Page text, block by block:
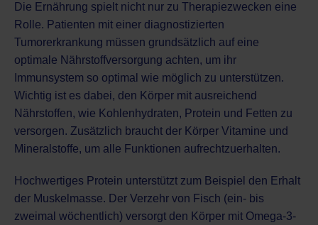
Die Ernährung spielt nicht nur zu Therapiezwecken eine
Rolle. Patienten mit einer diagnostizierten
Tumorerkrankung müssen grundsätzlich auf eine
optimale Nährstoffversorgung achten, um ihr
Immunsystem so optimal wie möglich zu unterstützen.
Wichtig ist es dabei, den Körper mit ausreichend
Nährstoffen, wie Kohlenhydraten, Protein und Fetten zu
versorgen. Zusätzlich braucht der Körper Vitamine und
Mineralstoffe, um alle Funktionen aufrechtzuerhalten.
Hochwertiges Protein unterstützt zum Beispiel den Erhalt
der Muskelmasse. Der Verzehr von Fisch (ein- bis
zweimal wöchentlich) versorgt den Körper mit Omega-3-